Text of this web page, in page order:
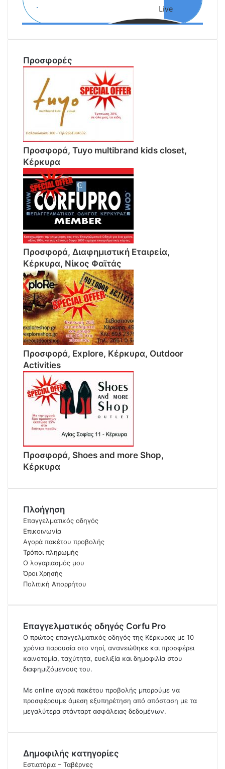
Live
Αναζήτηση
Προσφορές
Προσφορά, Tuyo multibrand kids closet,
Κέρκυρα
Προσφορά, Διαφημιστική Εταιρεία,
Κέρκυρα, Νίκος Φαϊτάς
Προσφορά, Explore, Κέρκυρα, Outdoor
Activities
Προσφορά, Shoes and more Shop,
Κέρκυρα
Πλοήγηση
Επαγγελματικός οδηγός
Επικοινωνία
Αγορά πακέτου προβολής
Τρόποι πληρωμής
Ο λογαριασμός μου
Όροι Χρησής
Πολιτική Απορρήτου
Επαγγελματικός οδηγός Corfu Pro
Ο πρώτος επαγγελματικός οδηγός της Κέρκυρας με 10
χρόνια παρουσία στο νησί, ανανεώθηκε και προσφέρει
καινοτομία, ταχύτητα, ευελιξία και δημοφιλία στου
διαφημιζόμενους του.
Με online αγορά πακέτου προβολής μπορούμε να
προσφέρουμε άμεση εξυπηρέτηση από απόσταση με τα
μεγαλύτερα στάνταρτ ασφάλειας δεδομένων.
Δημοφιλής κατηγορίες
Εστιατόρια – Ταβέρνες